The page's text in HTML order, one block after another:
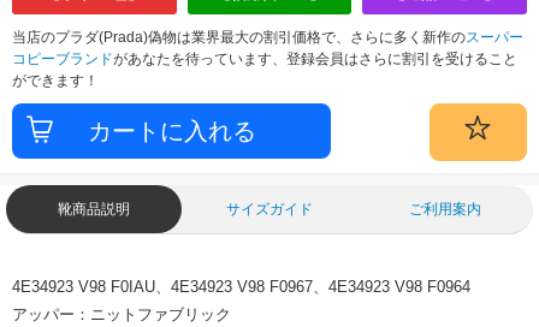
当店のプラダ(Prada)偽物は業界最大の割引価格で、さらに多く新作のスーパー
コピーブランドがあなたを待っています、登録会員はさらに割引を受けること
ができます！
靴商品説明 サイズガイド ご利用案内
4E34923 V98 F0IAU、4E34923 V98 F0967、4E34923 V98 F0964
アッパー：ニットファブリック